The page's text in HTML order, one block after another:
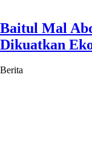
Baitul Mal
Dikuatkan
Berita